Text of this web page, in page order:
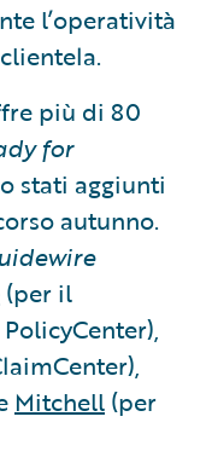
l’operatività
più di 80
for
stati aggiunti
autunno.
(per il
Mitchell (per